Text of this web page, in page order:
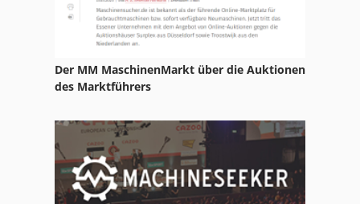
Der MM MaschinenMarkt über die Auktionen
des Marktführers